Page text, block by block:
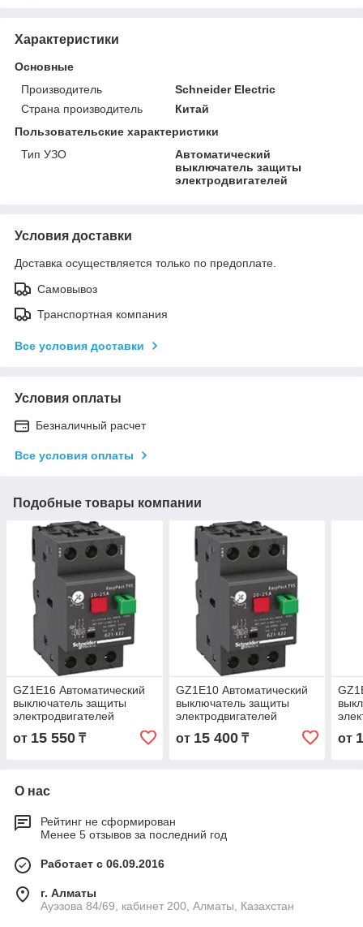
Характеристики
Основные
Производитель
Schneider Electric
Страна производитель
Китай
Пользовательские характеристики
Тип УЗО
Автоматический
выключатель защиты
электродвигателей
Условия доставки
Доставка осуществляется только по предоплате.
Самовывоз
Транспортная компания
Все условия доставки
Условия оплаты
Безналичный расчет
Все условия оплаты
Подобные товары компании
GZ1E16 Автоматический
выключатель защиты
электродвигателей
мощностью до 5.5кВт, на
токи 9 - 14А
от 15 550 ₸
GZ1E10 Автоматический
выключатель защиты
электродвигателей
мощностью до 2.2кВт, на
токи 4 - 6.3А
от 15 400₸ от
О нас
Рейтинг не сформирован
Менее 5 отзывов за последний год
Работает с 06.09.2016
г. Алматы
Ауэзова 84/69, кабинет 200, Алматы, Казахстан